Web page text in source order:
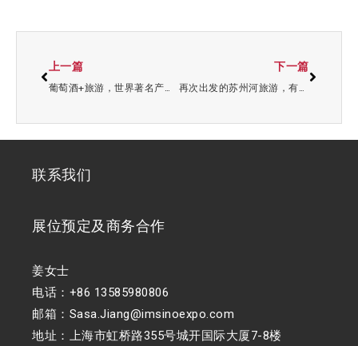
上一篇
葡萄酒+旅游，世界著名产区的共同经验
下一篇
再次出发的苏州河旅游，有什么新亮点？
联系我们
展位预定及商务合作
姜女士
电话：+86 13585980806
邮箱：Sasa.Jiang@imsinoexpo.com
地址：上海市虹桥路355号城开国际大厦7-8楼